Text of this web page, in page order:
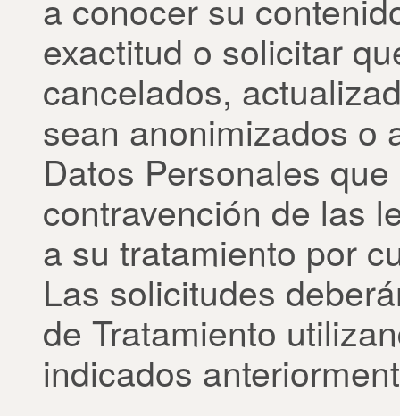
exactitud o solicitar
cancelados,
sean anonimizados o
Datos Personales
contravención de las
a su tratamiento por
Las solicitudes
de Tratamiento
indicados